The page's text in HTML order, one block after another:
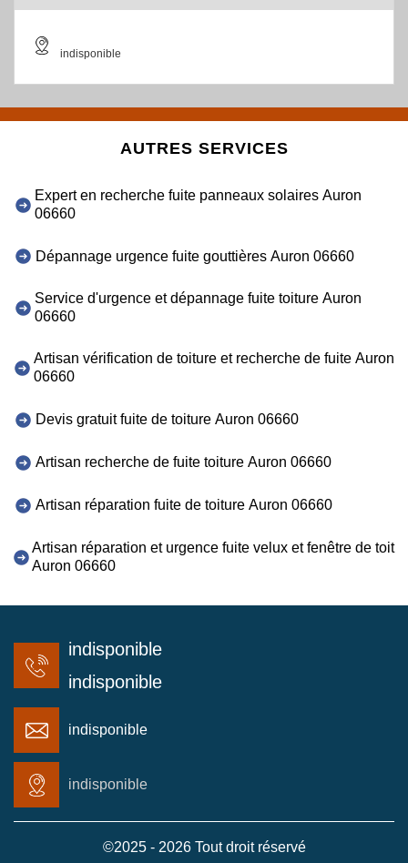
indisponible
AUTRES SERVICES
Expert en recherche fuite panneaux solaires Auron
06660
Dépannage urgence fuite gouttières Auron 06660
Service d'urgence et dépannage fuite toiture Auron
06660
Artisan vérification de toiture et recherche de fuite Auron
06660
Devis gratuit fuite de toiture Auron 06660
Artisan recherche de fuite toiture Auron 06660
Artisan réparation fuite de toiture Auron 06660
Artisan réparation et urgence fuite velux et fenêtre de toit
Auron 06660
indisponible
indisponible
indisponible
indisponible
©2025 - 2026 Tout droit réservé